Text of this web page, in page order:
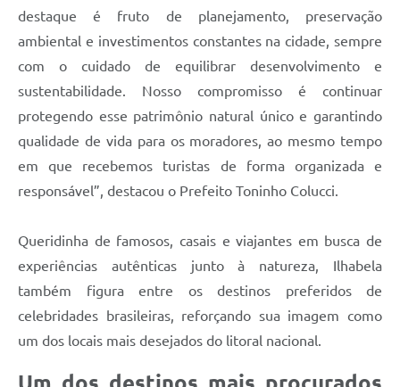
destaque é fruto de planejamento, preservação
ambiental e investimentos constantes na cidade, sempre
com o cuidado de equilibrar desenvolvimento e
sustentabilidade. Nosso compromisso é continuar
protegendo esse patrimônio natural único e garantindo
qualidade de vida para os moradores, ao mesmo tempo
em que recebemos turistas de forma organizada e
responsável”, destacou o Prefeito Toninho Colucci.
Queridinha de famosos, casais e viajantes em busca de
experiências autênticas junto à natureza, Ilhabela
também figura entre os destinos preferidos de
celebridades brasileiras, reforçando sua imagem como
um dos locais mais desejados do litoral nacional.